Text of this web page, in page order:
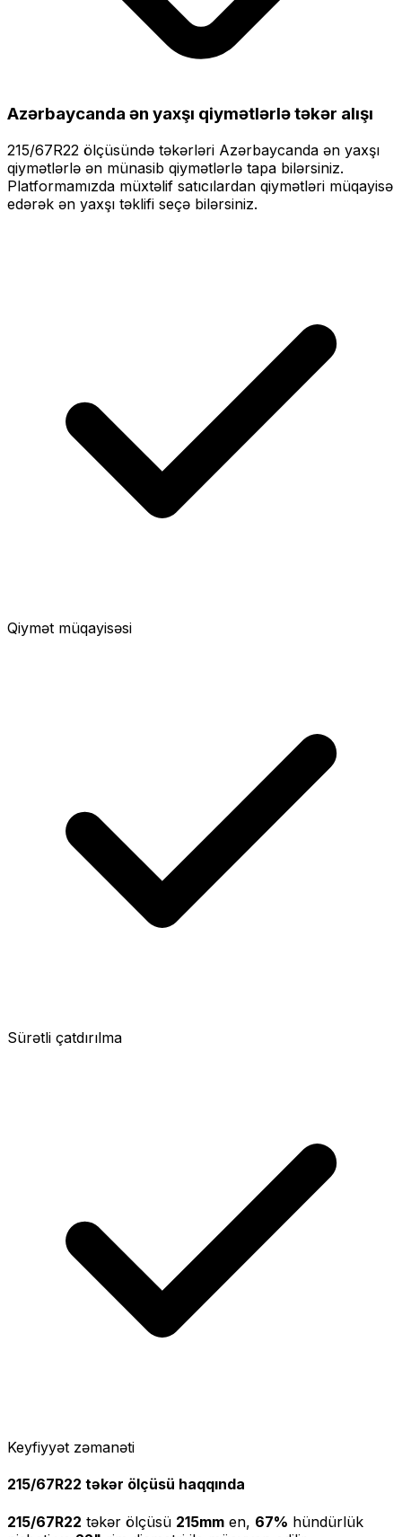
Azərbaycanda ən yaxşı qiymətlərlətəkər alışı
215/67R22 ölçüsündə təkərləri Azərbaycanda ən yaxşı
qiymətlərlə ən münasib qiymətlərlə tapa bilərsiniz.
Platformamızda müxtəlif satıcılardan qiymətləri müqayisə
edərək ən yaxşı təklifi seçə bilərsiniz.
Qiymət müqayisəsi
Sürətli çatdırılma
Keyfiyyət zəmanəti
215/67R22 təkər ölçüsü haqqında
215/67R22 təkər ölçüsü 215mm en, 67% hündürlük